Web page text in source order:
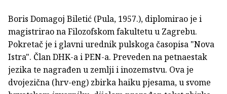
Boris Domagoj Biletić (Pula, 1957.), diplomirao je i
magistrirao na Filozofskom fakultetu u Zagrebu.
Pokretač je i glavni urednik pulskoga časopisa "Nova
Istra". Član DHK-a i PEN-a. Preveden na petnaestak
jezika te nagrađen u zemlji i inozemstvu. Ova je
dvojezična (hrv-eng) zbirka haiku pjesama, u svome